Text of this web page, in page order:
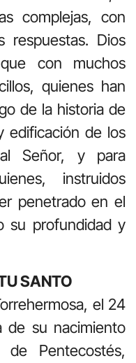
complejas, con
respuestas. Dios
con muchos
quienes han
de la historia de
edificación de los
Señor, y para
instruidos
penetrado en el
su profundidad y
SANTO
el 24
de su nacimiento
Pentecostés,